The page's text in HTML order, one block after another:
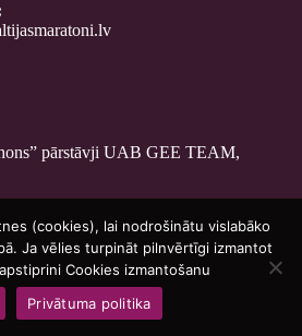
pārstāvji UAB GEE TEAM,
- Baltijasmaratoni.lv
(cookies), lai nodrošinātu vislabāko
Ja vēlies turpināt pilnvērtīgi izmantot
Cookies izmantošanu
Privātuma politika